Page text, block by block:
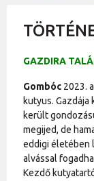
GAZDIRA
Gombóc 2023.
kutyus.
került
megijed, de
eddigi életében
alvással
Kezdő